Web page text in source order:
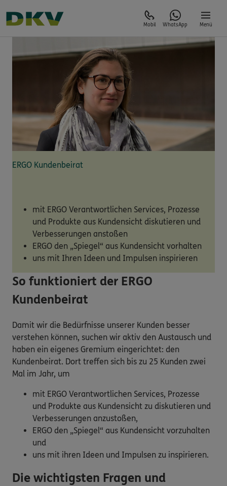
Mobil WhatsApp Menü
ERGO Kundenbeirat
mit ERGO Verantwortlichen Services, Prozesse
und Produkte aus Kundensicht diskutieren und
Verbesserungen anstoßen
ERGO den „Spiegel“ aus Kundensicht vorhalten
uns mit Ihren Ideen und Impulsen inspirieren
So funktioniert der ERGO
Kundenbeirat
Damit wir die Bedürfnisse unserer Kunden besser
verstehen können, suchen wir aktiv den Austausch und
haben ein eigenes Gremium eingerichtet: den
Kundenbeirat. Dort treffen sich bis zu 25 Kunden zwei
Mal im Jahr, um
mit ERGO Verantwortlichen Services, Prozesse
und Produkte aus Kundensicht zu diskutieren und
Verbesserungen anzustoßen,
ERGO den „Spiegel“ aus Kundensicht vorzuhalten
und
uns mit ihren Ideen und Impulsen zu inspirieren.
Die wichtigsten Fragen und